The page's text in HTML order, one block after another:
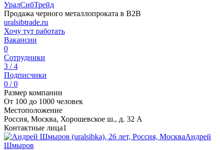
УралСибТрейд
Продажа черного металлопроката в B2B
uralsibtrade.ru
Хочу тут работать
Вакансии
0
Сотрудники
3 / 4
Подписчики
0 / 0
Размер компании
От 100 до 1000 человек
Местоположение
Россия, Москва, Хорошевское ш., д. 32 А
Контактные лица1
Андрей
Шмыров